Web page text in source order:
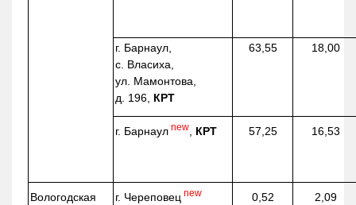
г. Барнаул,
с. Власиха,
ул. Мамонтова,
д. 196, КРТ
63,55 18,00
г. Барнаул new КРТ 57,25 16,53
Вологодская
г. Череповец new 0,52 2,09